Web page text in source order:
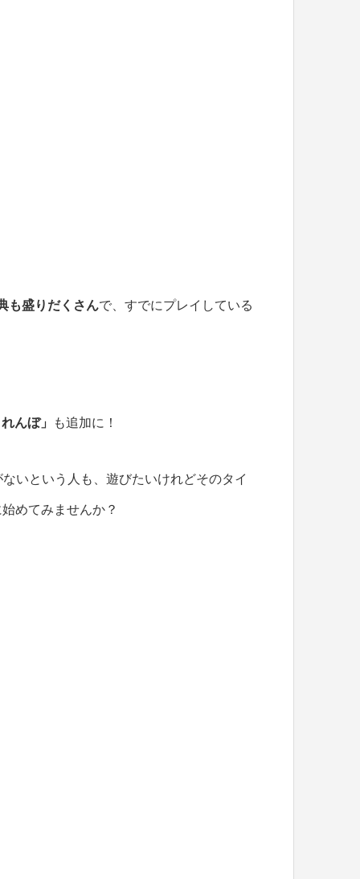
も盛りだくさんで、すでにプレイしている
んぼ」 も追加に！
いという人も、遊びたいけれどそのタイ
めてみませんか？